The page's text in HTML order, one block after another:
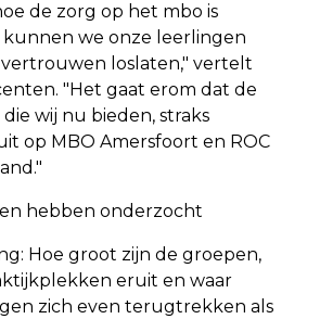
de zorg op het mbo is
kunnen we onze leerlingen
loslaten," vertelt
"Het gaat erom dat de
wij nu bieden, straks
op MBO Amersfoort en ROC
hebben onderzocht
Hoe groot zijn de groepen,
eruit en waar
zich even terugtrekken als